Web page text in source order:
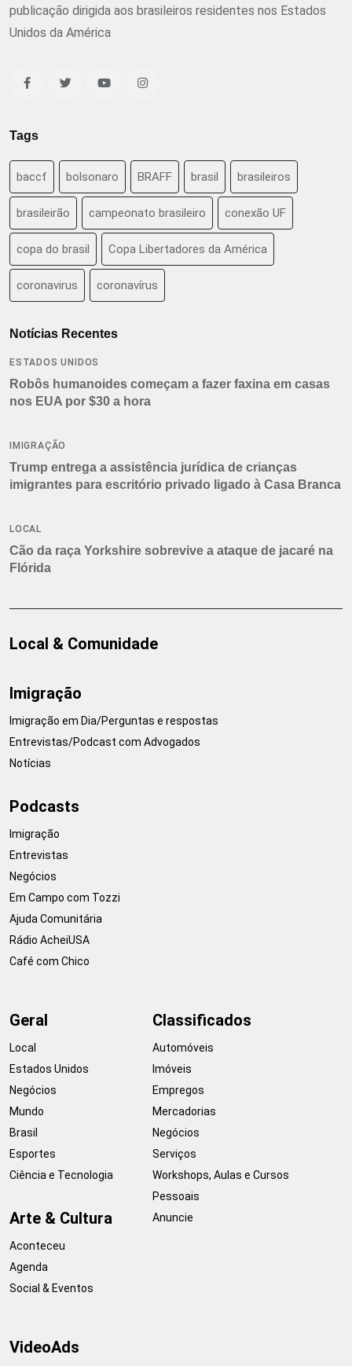
publicação dirigida aos brasileiros residentes nos Estados
Unidos da América
Tags
baccf bolsonaro BRAFF brasil brasileiros
brasileirão campeonato brasileiro conexão UF
copa do brasil Copa Libertadores da América
coronavirus coronavírus
Notícias Recentes
ESTADOS UNIDOS
Robôs humanoides começam a fazer faxina em casas
nos EUA por $30 a hora
IMIGRAÇÃO
Trump entrega a assistência jurídica de crianças
imigrantes para escritório privado ligado à Casa Branca
LOCAL
Cão da raça Yorkshire sobrevive a ataque de jacaré na
Flórida
Local & Comunidade
Imigração
Imigração em Dia/Perguntas e respostas
Entrevistas/Podcast com Advogados
Notícias
Podcasts
Imigração
Entrevistas
Negócios
Em Campo com Tozzi
Ajuda Comunitária
Rádio AcheiUSA
Café com Chico
Geral
Local
Estados Unidos
Negócios
Mundo
Brasil
Esportes
Ciência e Tecnologia
Arte & Cultura
Aconteceu
Agenda
Social & Eventos
Classificados
Automóveis
Imóveis
Empregos
Mercadorias
Negócios
Serviços
Workshops, Aulas e Cursos
Pessoais
Anuncie
VideoAds